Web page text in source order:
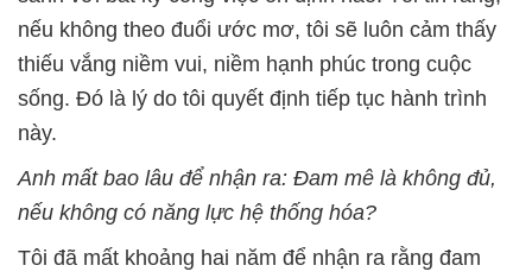
nếu không theo đuổi ước mơ, tôi sẽ luôn cảm thấy
thiếu vắng niềm vui, niềm hạnh phúc trong cuộc
sống. Đó là lý do tôi quyết định tiếp tục hành trình
này.
Anh mất bao lâu để nhận ra: Đam mê là không đủ,
nếu không có năng lực hệ thống hóa?
Tôi đã mất khoảng hai năm để nhận ra rằng đam